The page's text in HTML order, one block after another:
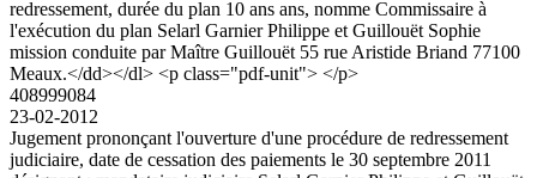
redressement, durée du plan 10 ans ans, nomme Commissaire à
l'exécution du plan Selarl Garnier Philippe et Guillouët Sophie
mission conduite par Maître Guillouët 55 rue Aristide Briand 77100
Meaux.</dd></dl> <p class="pdf-unit"> </p>
408999084
23-02-2012
Jugement prononçant l'ouverture d'une procédure de redressement
judiciaire, date de cessation des paiements le 30 septembre 2011